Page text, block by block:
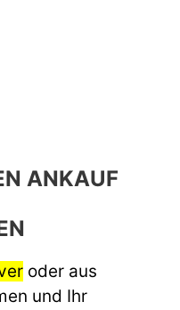
ANKAUF
oder aus
und Ihr